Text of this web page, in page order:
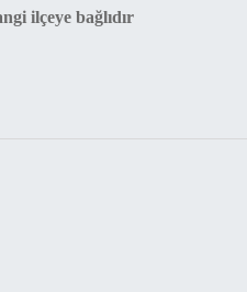
ilçeye bağlıdır